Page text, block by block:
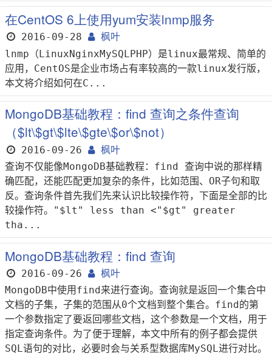
在CentOS 6上使用yum安装lnmp服务
2016-09-28
枫叶
lnmp（LinuxNginxMySQLPHP）是linux最常规、简单的
应用，CentOS是企业市场占有率较高的一款linux发行版，
本文将介绍如何在C...
MongoDB基础教程：find 查询之条件查询
（$lt\$gt\$lte\$gte\$or\$not）
2016-09-26
枫叶
查询不仅能像MongoDB基础教程：find 查询中说的那样精
确匹配，还能匹配更加复杂的条件，比如范围、OR子句和取
反。查询条件首先我们先来认识比较操作符，下面是全部的比
较操作符。"$lt" less than <"$gt" greater
tha...
MongoDB基础教程：find 查询
2016-09-26
枫叶
MongoDB中使用find来进行查询。查询就是返回一个集合中
文档的子集，子集的范围从0个文档到整个集合。find的第
一个参数指定了要返回哪些文档，这个参数是一个文档，用于
指定查询条件。为了便于理解，本文中所有的例子都会提供
SQL语句的对比，必要时会与关系型数据库MySQL进行对比。